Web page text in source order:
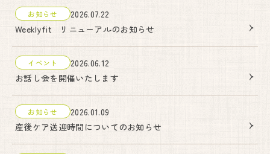
お知らせ
2026.07.22
Weeklyfit リニューアルのお知らせ
イベント
2026.06.12
お話し会を開催いたします
お知らせ
2026.01.09
産後ケア送迎時間についてのお知らせ
いのちの教育・助産師教育
よくあるご質問
お知らせ
ブログ Instagram
妊婦健診・産後ケア・乳房ケア（完全予約制）